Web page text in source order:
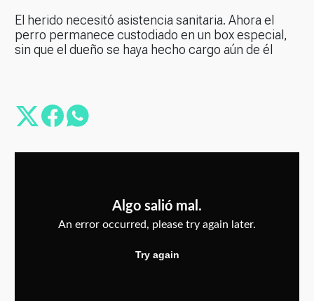
El herido necesitó asistencia sanitaria. Ahora el
perro permanece custodiado en un box especial,
sin que el dueño se haya hecho cargo aún de él